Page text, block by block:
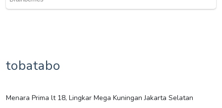
tobatabo
Menara Prima lt 18, Lingkar Mega Kuningan Jakarta Selatan